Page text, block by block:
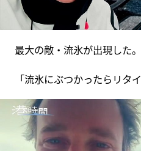
最大の敵・流氷が出現した。
「流氷にぶつかったらリタイ